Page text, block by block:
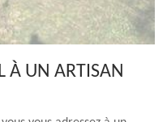
À UN ARTISAN